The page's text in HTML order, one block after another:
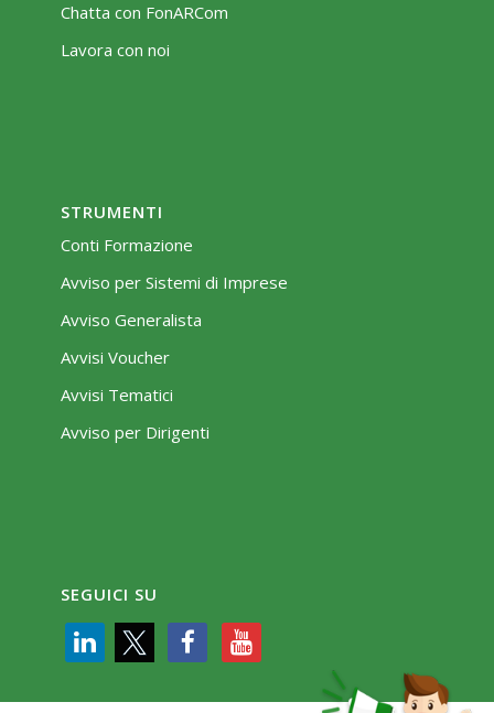
Chatta con FonARCom
Lavora con noi
STRUMENTI
Conti Formazione
Avviso per Sistemi di Imprese
Avviso Generalista
Avvisi Voucher
Avvisi Tematici
Avviso per Dirigenti
SEGUICI SU